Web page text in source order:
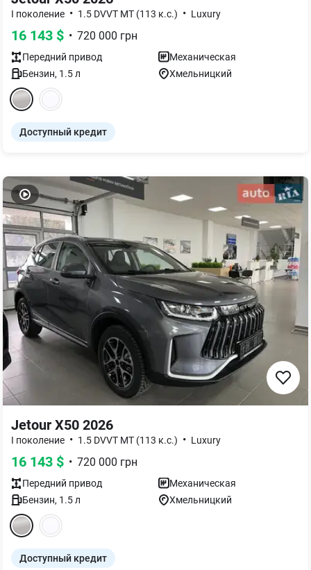
I поколение • 1.5 DVVT MT (113 к.с.) • Luxury
16 143 $ • 720 000 грн
Передний привод
Механическая
Бензин, 1.5л Хмельницкий
Доступный кредит
Jetour X50 2026
I поколение • 1.5 DVVT MT (113 к.с.) • Luxury
16 143 $ • 720 000 грн
Передний привод
Механическая
Бензин, 1.5л Хмельницкий
Доступный кредит